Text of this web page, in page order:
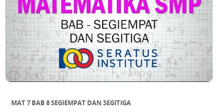
MAT 7 BAB 8 SEGIEMPAT DAN SEGITIGA